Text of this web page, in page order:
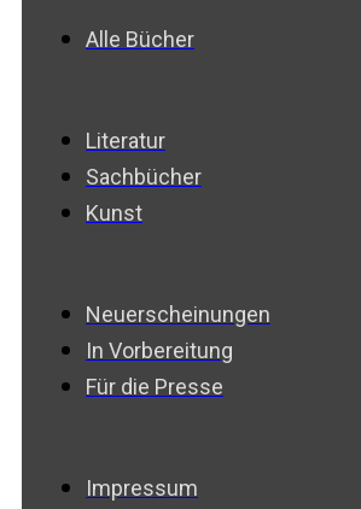
Alle Bücher
Literatur
Sachbücher
Kunst
Neuerscheinungen
In Vorbereitung
Für die Presse
Impressum